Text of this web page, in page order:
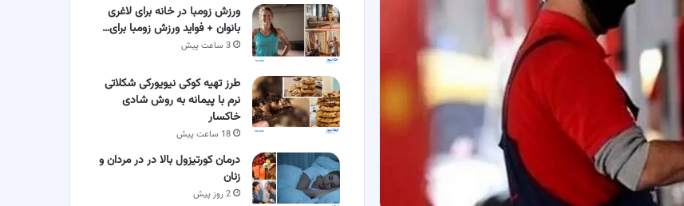
ورزش زومبا در خانه برای لاغری
بانوان + فواید ورزش زومبا برای…
3 ساعت پیش
طرز تهیه کوکی نیویورکی شکلاتی
نرم با پیمانه به روش شادی
خاکسار
18 ساعت پیش
درمان کورتیزول بالا در در مردان و
زنان
2 روز پیش